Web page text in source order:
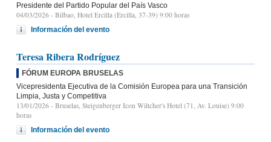
Presidente del Partido Popular del País Vasco
04/03/2026 - Bilbao, Hotel Ercilla (Ercilla, 37-39) 9:00 horas
Información del evento
Teresa Ribera Rodríguez
FÓRUM EUROPA BRUSELAS
Vicepresidenta Ejecutiva de la Comisión Europea para una Transición
Limpia, Justa y Competitiva
13/01/2026 - Bruselas, Steigenberger Icon Wiltcher's Hotel (71, Av. Louise) 9:00
horas
Información del evento